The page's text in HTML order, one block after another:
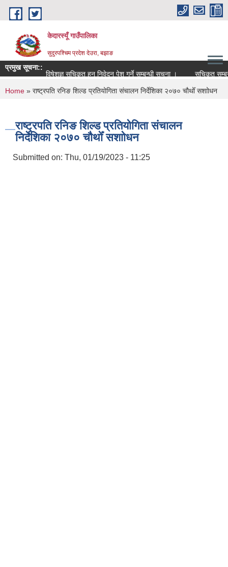
Skip to main content
केदारस्यूँ गाउँपालिका
सुदुरपश्चिम प्रदेश देउरा, बझाङ
प्रमुख सूचना::
विषेशज्ञ सूचिकृत हुन निवेदन पेश गर्ने सम्बन्धी सूचना ।
सूचिकृत सम्बन्धी
You are here
Home » राष्ट्रपति रनिङ शिल्ड प्रतियोगिता संचालन निर्देशिका २०७० चौथोँ सशाोधन
राष्ट्रपति रनिङ शिल्ड प्रतियोगिता संचालन
निर्देशिका २०७० चौथोँ सशाोधन
Submitted on: Thu, 01/19/2023 - 11:25